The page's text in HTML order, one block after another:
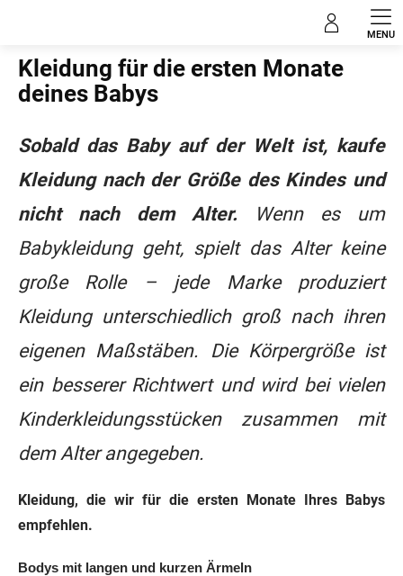
Kleidung für die ersten Monate
deines Babys
Sobald das Baby auf der Welt ist, kaufe
Kleidung nach der Größe des Kindes und
nicht nach dem Alter.
Wenn es um
Babykleidung geht, spielt das Alter keine
große Rolle – jede Marke produziert
Kleidung unterschiedlich groß nach ihren
eigenen Maßstäben. Die Körpergröße ist
ein besserer Richtwert und wird bei vielen
Kinderkleidungsstücken zusammen mit
dem Alter angegeben.
Kleidung, die wir für die ersten Monate Ihres Babys
empfehlen.
Bodys mit langen und kurzen Ärmeln